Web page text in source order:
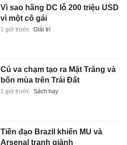
Vì sao hãng DC lỗ 200 triệu USD
vì một cô gái
1 giờ trước Giải trí
Cú va chạm tạo ra Mặt Trăng và
bốn mùa trên Trái Đất
1 giờ trước Sách hay
Tiền đạo Brazil khiến MU và
Arsenal tranh giành